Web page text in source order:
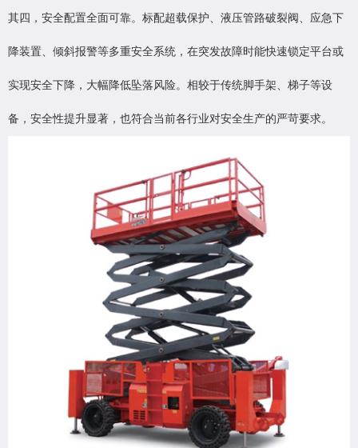
其四，安全配置全面可靠。标配超载保护、液压管路破裂阀、应急下
降装置、倾斜报警等多重安全系统，在突发故障时能快速锁定平台或
实现安全下降，大幅降低坠落风险。相较于传统脚手架、梯子等设
备，安全性提升显著，也符合当前各行业对安全生产的严苛要求。